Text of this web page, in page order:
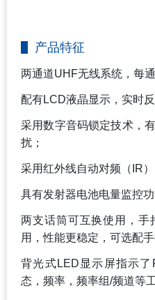
产品特征
两通道UHF无线系统，每
配有LCD液晶显示，实时
采用数字音码锁定技术，
扰；
采用红外线自动对频（IR
具有发射器电池电量监控
两支话筒可互换使用，手
用，性能更稳定，可选配
背光式LED显示屏指示
态，频率，频率组/频道等